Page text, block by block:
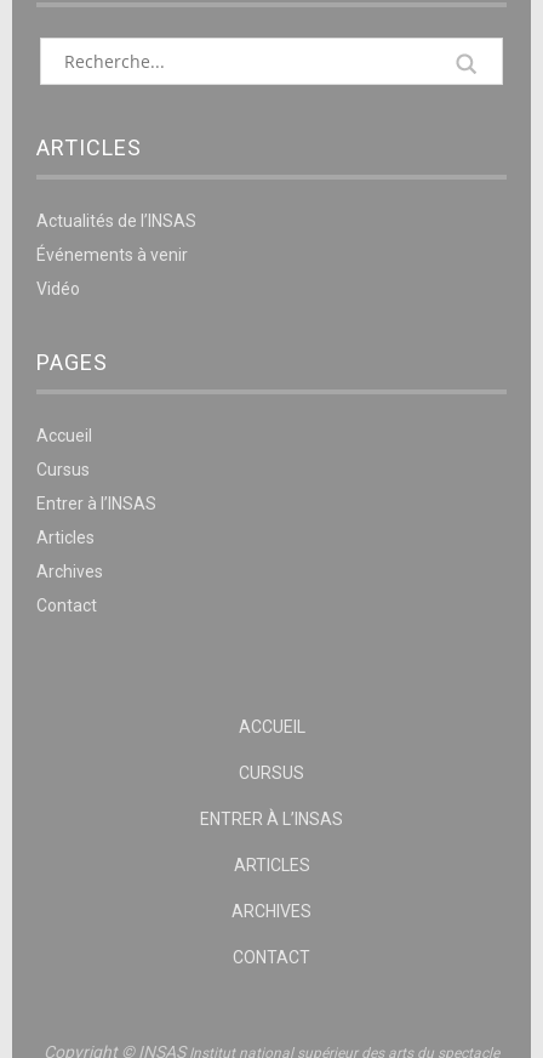
ARTICLES
Actualités de l’INSAS
Événements à venir
Vidéo
PAGES
Accueil
Cursus
Entrer à l’INSAS
Articles
Archives
Contact
ACCUEIL
CURSUS
ENTRER À L’INSAS
ARTICLES
ARCHIVES
CONTACT
Copyright © INSASInstitut national supérieur des arts du spectacle